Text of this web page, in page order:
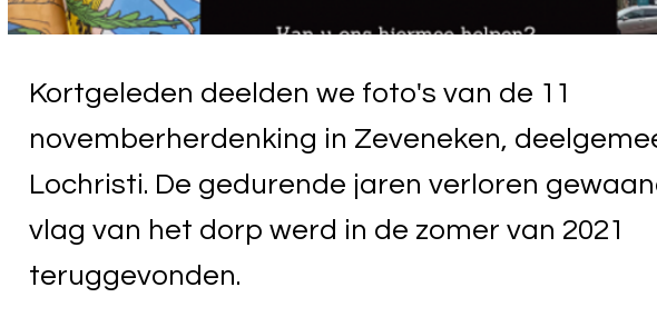
Kortgeleden deelden we foto's van de 11
novemberherdenking in Zeveneken,
Lochristi. De gedurende jaren verloren
vlag van het dorp werd in de zomer van 2021
teruggevonden.